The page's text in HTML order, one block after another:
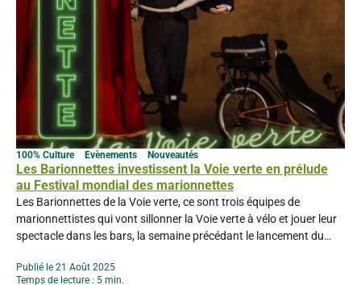
Les Barionnettes investissent la Voie verte en prélude
au Festival mondial des marionnettes
100% Culture Evènements Nouveautés
Les Barionnettes de la Voie verte, ce sont trois équipes de
marionnettistes qui vont sillonner la Voie verte à vélo et jouer leur
spectacle dans les bars, la semaine précédant le lancement du
Mézières qui se tiendra du 19 au 28 septembre 2025. Ces
Publié le 21 Août 2025
Temps de lecture : 5 min.